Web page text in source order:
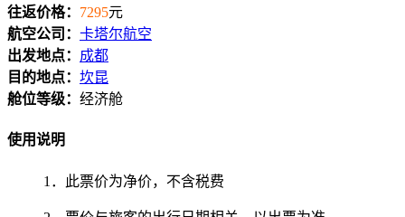
往返价格： 7295元
航空公司： 卡塔尔航空
出发地点： 成都
目的地点： 坎昆
舱位等级： 经济舱
使用说明
1．此票价为净价，不含税费